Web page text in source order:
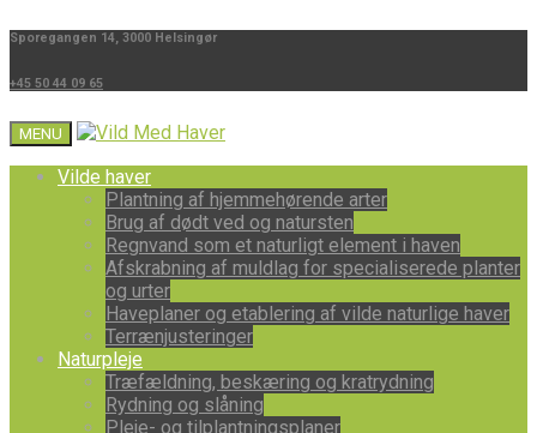
Sporegangen 14, 3000 Helsingør
+45 50 44 09 65
MENU
Vilde haver
Plantning af hjemmehørende arter
Brug af dødt ved og natursten
Regnvand som et naturligt element i haven
Afskrabning af muldlag for specialiserede planter
og urter
Haveplaner og etablering af vilde naturlige haver
Terrænjusteringer
Naturpleje
Træfældning, beskæring og kratrydning
Rydning og slåning
Pleje- og tilplantningsplaner